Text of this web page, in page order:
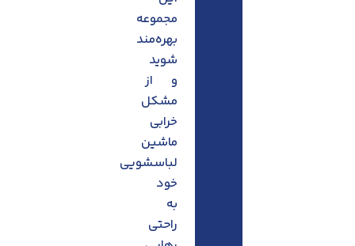
مجموعه
بهره‌مند
شوید
و از
مشکل
خرابی
ماشین
لباسشویی
خود
به
راحتی